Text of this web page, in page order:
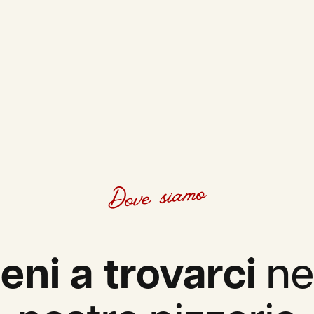
Dove siamo
a trovarci